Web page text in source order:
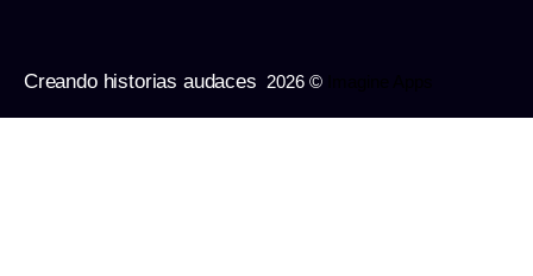
Creando historias audaces 2026 ©